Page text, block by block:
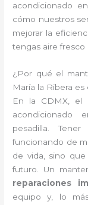
acondicionado
cómo nuestros
mejorar la
tengas aire fresco
¿Por qué el
María la Ribera es
En la CDMX, el
acondicionado
pesadilla.
funcionando de
de vida, sino
futuro. Un
reparaciones
equipo y, lo